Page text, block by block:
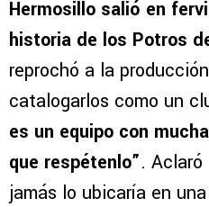
Hermosillo salió en
historia de los Potros
reprochó a la
catalogarlos como un
es un equipo con
que respétenlo”.
jamás lo ubicaría en